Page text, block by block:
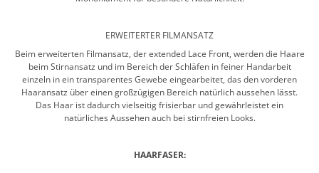
ERWEITERTER FILMANSATZ
Beim erweiterten Filmansatz, der extended Lace Front, werden die Haare
beim Stirnansatz und im Bereich der Schläfen in feiner Handarbeit
einzeln in ein transparentes Gewebe eingearbeitet, das den vorderen
Haaransatz über einen großzügigen Bereich natürlich aussehen lässt.
Das Haar ist dadurch vielseitig frisierbar und gewährleistet ein
natürliches Aussehen auch bei stirnfreien Looks.
HAARFASER: